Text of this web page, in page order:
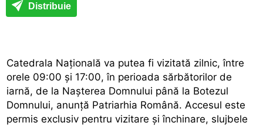
Distribuie
Catedrala Națională va putea fi vizitată zilnic, între
orele 09:00 și 17:00, în perioada sărbătorilor de
iarnă, de la Nașterea Domnului până la Botezul
Domnului, anunță Patriarhia Română. Accesul este
permis exclusiv pentru vizitare și închinare, slujbele